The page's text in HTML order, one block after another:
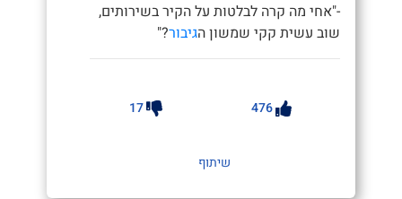
-"אחי מה קרה לבלטות על הקיר בשירותים,
שוב עשית קקי שמשון הגיבור?"
476
17
שיתוף